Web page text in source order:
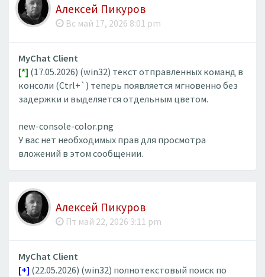
Алексей Пикуров
Вс май 17, 2026 8:01 pm
MyChat Client
[*] (17.05.2026) (win32) текст отправленных команд в
консоли (Ctrl+`) теперь появляется мгновенно без
задержки и выделяется отдельным цветом.
new-console-color.png
У вас нет необходимых прав для просмотра
вложений в этом сообщении.
Алексей Пикуров
Пт май 22, 2026 3:11 pm
MyChat Client
[+] (22.05.2026) (win32) полнотекстовый поиск по